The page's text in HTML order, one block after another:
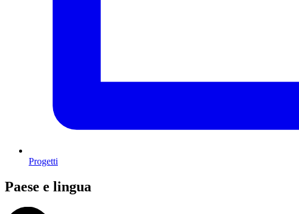
Progetti
Paese e lingua